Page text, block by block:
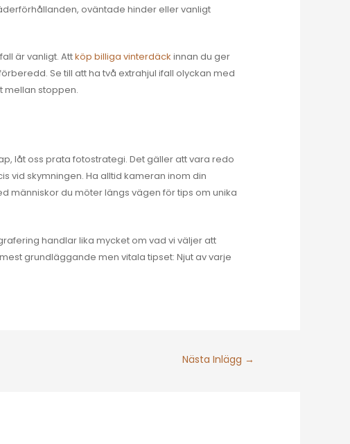
oväntade hinder eller vanligt
är vanligt. Attköp billiga vinterdäck innan du ger
Se till att ha två extrahjul ifall olyckan med
mellan stoppen.
låt oss prata fotostrategi. Det gäller att vara redo
vid skymningen. Ha alltid kameran inom din
människor du möter längs vägen för tips om unika
handlar lika mycket om vad vi väljer att
grundläggande men vitala tipset: Njut av varje
Nästa Inlägg →